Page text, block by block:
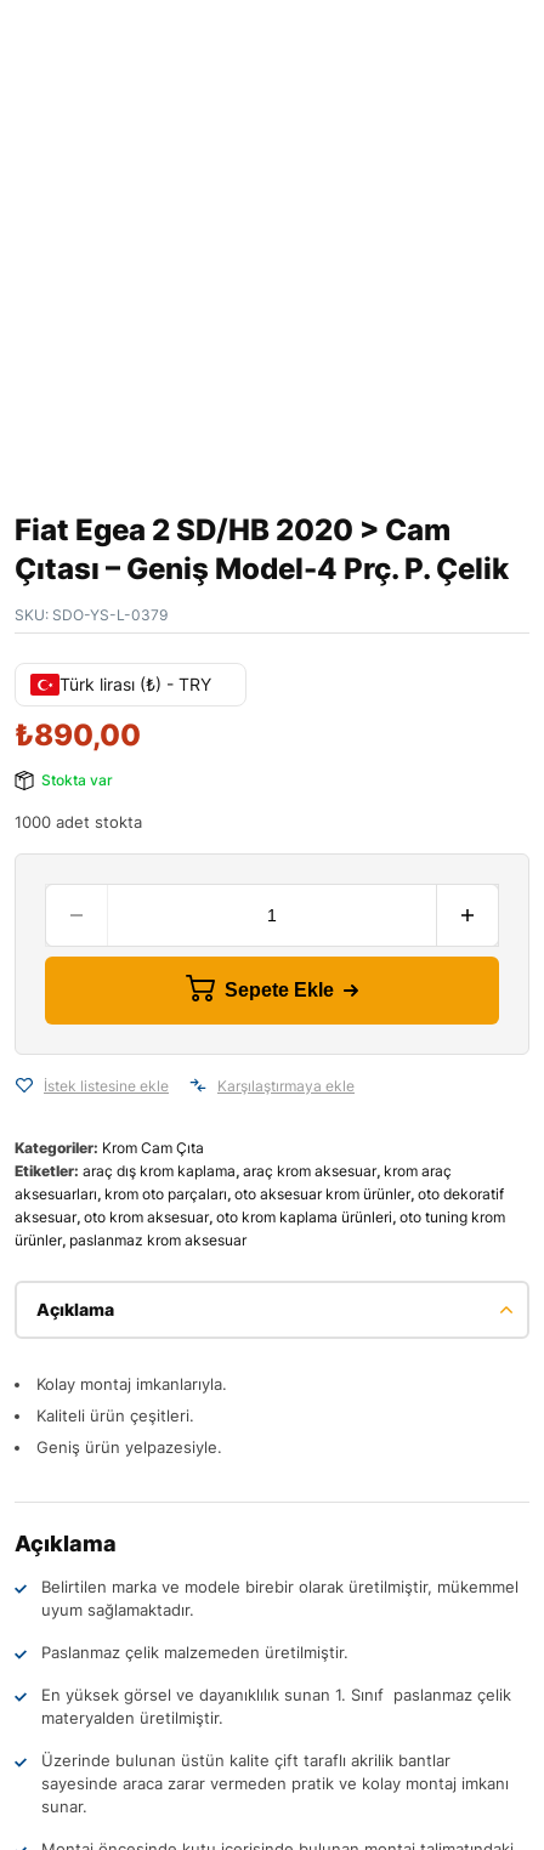
Fiat Egea 2 SD/HB 2020 > Cam
Çıtası – Geniş Model-4 Prç. P. Çelik
SKU: SDO-YS-L-0379
Türk lirası (₺) - TRY
₺890,00
Stokta var
1000 adet stokta
Sepete Ekle
İstek listesine ekle Karşılaştırmaya ekle
Kategoriler: Krom Cam Çıta
Etiketler: araç dış krom kaplama, araç krom aksesuar, krom araç
aksesuarları, krom oto parçaları, oto aksesuar krom ürünler, oto dekoratif
aksesuar, oto krom aksesuar, oto krom kaplama ürünleri, oto tuning krom
ürünler, paslanmaz krom aksesuar
Açıklama
Kolay montaj imkanlarıyla.
Kaliteli ürün çeşitleri.
Geniş ürün yelpazesiyle.
Açıklama
Belirtilen marka ve modele birebir olarak üretilmiştir, mükemmel
uyum sağlamaktadır.
Paslanmaz çelik malzemeden üretilmiştir.
En yüksek görsel ve dayanıklılık sunan 1. Sınıf paslanmaz çelik
materyalden üretilmiştir.
Üzerinde bulunan üstün kalite çift taraflı akrilik bantlar
sayesinde araca zarar vermeden pratik ve kolay montaj imkanı
sunar.